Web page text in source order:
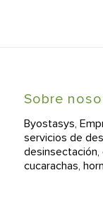
Sobre
Byostasys,
servicios de
desinsectación,
cucarachas,